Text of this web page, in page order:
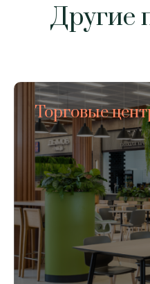
Другие
Торговые